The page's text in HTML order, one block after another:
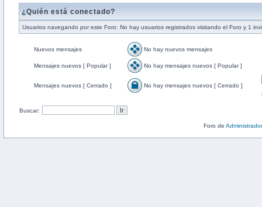
¿Quién está conectado?
Usuarios navegando por este Foro: No hay usuarios registrados visitando el Foro y 1
Nuevos mensajes No hay nuevos mensajes
Mensajes nuevos [ Popular ] No hay mensajes nuevos [ Popular ]
Mensajes nuevos [ Cerrado ] No hay mensajes nuevos [ Cerrado ]
Buscar:
Foro de